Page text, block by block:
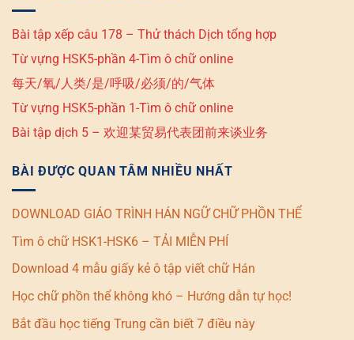
Bài tập xếp câu 178 – Thử thách Dịch tổng hợp
Từ vựng HSK5-phần 4-Tìm ô chữ online
每天/氧/人类/是/呼吸/必须/的/气体
Từ vựng HSK5-phần 1-Tìm ô chữ online
Bài tập dịch 5 – 欢迎某贸易代表团前来谈业务
BÀI ĐƯỢC QUAN TÂM NHIỀU NHẤT
DOWNLOAD GIÁO TRÌNH HÁN NGỮ CHỮ PHỒN THỂ
Tìm ô chữ HSK1-HSK6 – TẢI MIỄN PHÍ
Download 4 mẫu giấy kẻ ô tập viết chữ Hán
Học chữ phồn thể không khó – Hướng dẫn tự học!
Bắt đầu học tiếng Trung cần biết 7 điều này